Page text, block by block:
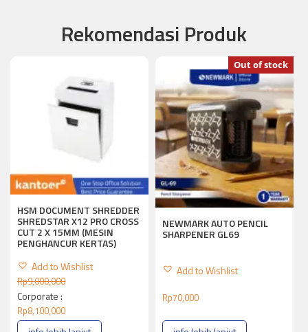
Rekomendasi Produk
HSM DOCUMENT SHREDDER
SHREDSTAR X12 PRO CROSS
CUT 2 X 15MM (MESIN
PENGHANCUR KERTAS)
Add to Wishlist
Rp9,000,000
Corporate :
Rp8,100,000
NEWMARK AUTO PENCIL
SHARPENER GL69
Add to Wishlist
Out of stock
Rp70,000